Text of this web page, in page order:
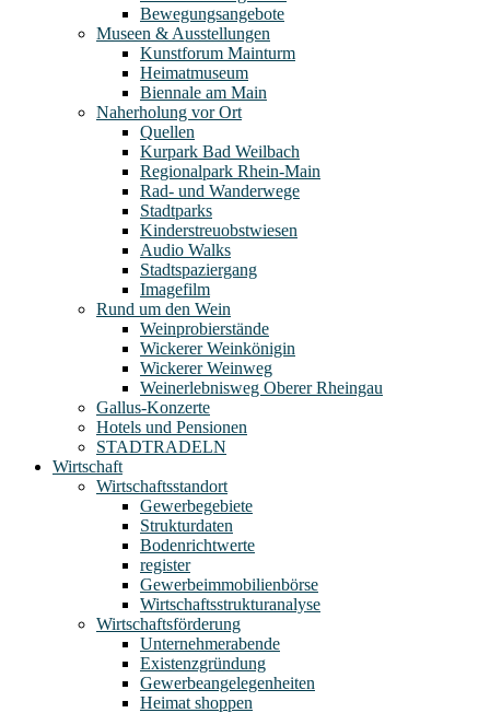
Bewegungsangebote
Museen & Ausstellungen
Kunstforum Mainturm
Heimatmuseum
Biennale am Main
Naherholung vor Ort
Quellen
Kurpark Bad Weilbach
Regionalpark Rhein-Main
Rad- und Wanderwege
Stadtparks
Kinderstreuobstwiesen
Audio Walks
Stadtspaziergang
Imagefilm
Rund um den Wein
Weinprobierstände
Wickerer Weinkönigin
Wickerer Weinweg
Weinerlebnisweg Oberer Rheingau
Gallus-Konzerte
Hotels und Pensionen
STADTRADELN
Wirtschaft
Wirtschaftsstandort
Gewerbegebiete
Strukturdaten
Bodenrichtwerte
register
Gewerbeimmobilienbörse
Wirtschaftsstrukturanalyse
Wirtschaftsförderung
Unternehmerabende
Existenzgründung
Gewerbeangelegenheiten
Heimat shoppen